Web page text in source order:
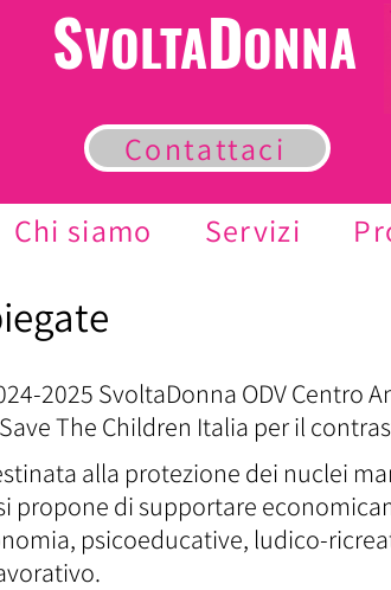
SVOLTADONNA
Contattaci
Chi siamo Servizi
2025 SvoltaDonna ODV Centro
The Children Italia per il
alla protezione dei nuclei
propone di supportare
psicoeducative, ludico-